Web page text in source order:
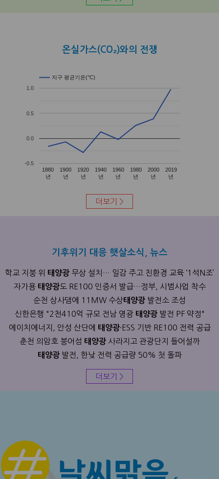
온실가스(CO₂)와의 전쟁
지구 평균기온(°C)
1880
년
1900
년
1920
년
1940
년
1960
년
1980
년
2000
년
2019
년
-0.5
0.0
0.5
1.0
더보기 >
기후위기 대응 햇살소식, 뉴스
학교 지붕 위 태양광 무상 설치… 일감 주고 친환경 교육 ‘1석N조’
자가용 태양광도 RE100 인증서 발급…정부, 시범사업 착수
순천 상사댐에 11MW 수상태양광 발전소 조성
신한은행 "2천410억 규모 전남 영광 태양광발전 PF 약정"
에이치에너지, 안성 산단에
태양광·ESS 기반 RE100 전력 공급
춘천 의암호 붕어섬 태양광사라지고 관광단지 들어설까
태양광발전, 한낮 전력 공급량 50% 첫 돌파
더보기 >